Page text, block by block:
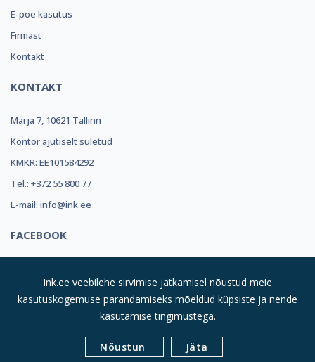
E-poe kasutus
Firmast
Kontakt
KONTAKT
Marja 7, 10621 Tallinn
Kontor ajutiselt suletud
KMKR: EE101584292
Tel.: +372 55 800 77
E-mail: info@ink.ee
FACEBOOK
Kõik Õigused Kaitstud
Valik Toonereid Sulle
Ink.ee veebilehe sirvimise jätkamisel nõustud meie
kasutuskogemuse parandamiseks mõeldud küpsiste ja nende
kasutamise tingimustega.
Nõustun Jäta